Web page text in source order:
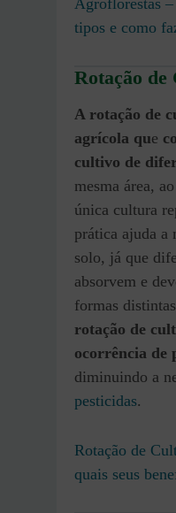
tipos e como
Rotação de
A rotação de
agrícola que
cultivo de
mesma área,
única cultura
prática ajuda a
solo, já que
absorvem e
formas
rotação de
ocorrência de
diminuindo a
pesticidas.
Rotação de
quais seus